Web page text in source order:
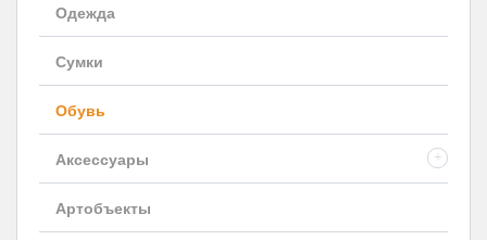
Одежда
Сумки
Обувь
Аксессуары +
Артобъекты